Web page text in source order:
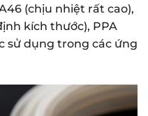
(chịu nhiệt rất cao),
kích thước), PPA
sử dụng trong các ứng